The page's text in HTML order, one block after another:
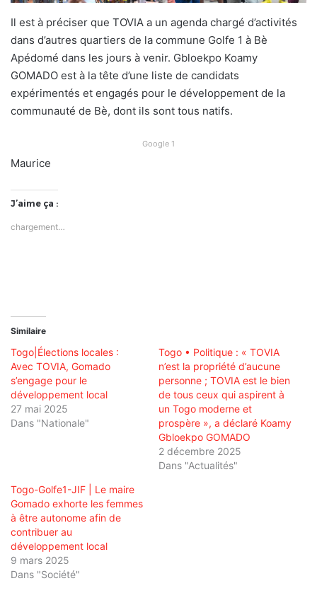
Il est à préciser que TOVIA a un agenda chargé d’activités
dans d’autres quartiers de la commune Golfe 1 à Bè
Apédomé dans les jours à venir. Gbloekpo Koamy
GOMADO est à la tête d’une liste de candidats
expérimentés et engagés pour le développement de la
communauté de Bè, dont ils sont tous natifs.
Google 1
Maurice
J’aime ça :
chargement…
Similaire
Togo|Élections locales :
Avec TOVIA, Gomado
s’engage pour le
développement local
27 mai 2025
Dans "Nationale"
Togo • Politique : « TOVIA
n’est la propriété d’aucune
personne ; TOVIA est le bien
de tous ceux qui aspirent à
un Togo moderne et
prospère », a déclaré Koamy
Gbloekpo GOMADO
2 décembre 2025
Dans "Actualités"
Togo-Golfe1-JIF | Le maire
Gomado exhorte les femmes
à être autonome afin de
contribuer au
développement local
9 mars 2025
Dans "Société"